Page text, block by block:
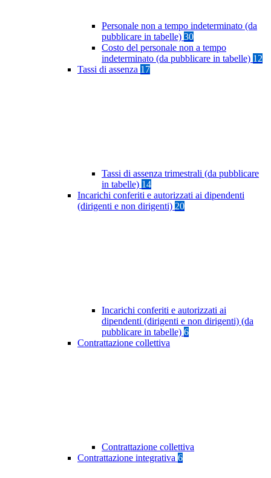
Personale non a tempo indeterminato (da
pubblicare in tabelle) 30
Costo del personale non a tempo
indeterminato (da pubblicare in tabelle) 12
Tassi di assenza 17
Tassi di assenza trimestrali (da pubblicare
in tabelle) 14
Incarichi conferiti e autorizzati ai dipendenti
(dirigenti e non dirigenti) 20
Incarichi conferiti e autorizzati ai
dipendenti (dirigenti e non dirigenti) (da
pubblicare in tabelle) 6
Contrattazione collettiva
Contrattazione collettiva
Contrattazione integrativa 6